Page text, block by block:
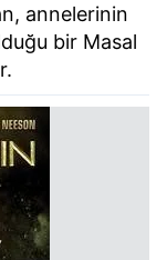
uyarınca
ve sitemizde
ilgili bilgi
annelerinin
bir Masal